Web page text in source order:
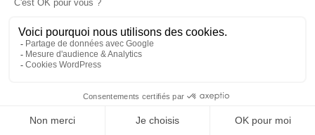
⚖️ Trouver un avocat en droit routier et permis de